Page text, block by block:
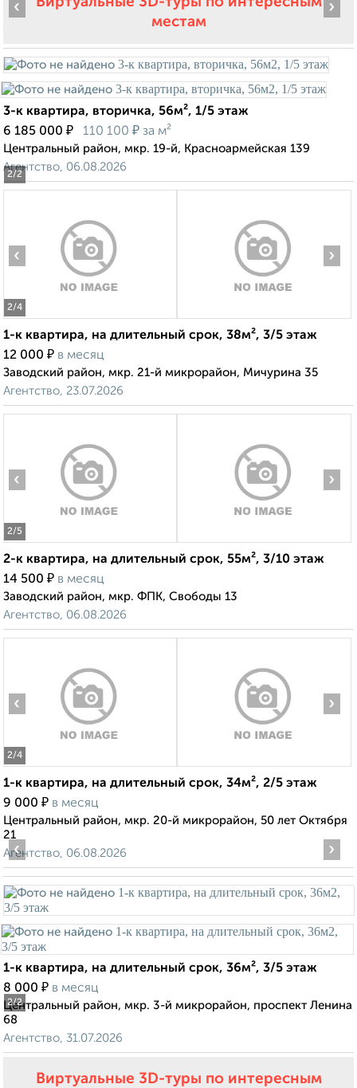
местам
2/2
‹ ›
3-к квартира, вторичка, 56м², 1/5 этаж
6 185 000 ₽ 110 100 ₽ за м²
Центральный район, мкр. 19-й, Красноармейская 139
Агентство, 06.08.2026
2/4
‹ ›
1-к квартира, на длительный срок, 38м², 3/5 этаж
12 000 ₽ в месяц
Заводский район, мкр. 21-й микрорайон, Мичурина 35
Агентство, 23.07.2026
2/5
‹ ›
2-к квартира, на длительный срок, 55м², 3/10 этаж
14 500 ₽ в месяц
Заводский район, мкр. ФПК, Свободы 13
Агентство, 06.08.2026
2/4
‹ ›
1-к квартира, на длительный срок, 34м², 2/5 этаж
9 000 ₽ в месяц
Центральный район, мкр. 20-й микрорайон, 50 лет Октября
21
Агентство, 06.08.2026
2/2
‹ ›
1-к квартира, на длительный срок, 36м², 3/5 этаж
8 000 ₽ в месяц
Центральный район, мкр. 3-й микрорайон, проспект Ленина
68
Агентство, 31.07.2026
Виртуальные 3D-туры по интересным